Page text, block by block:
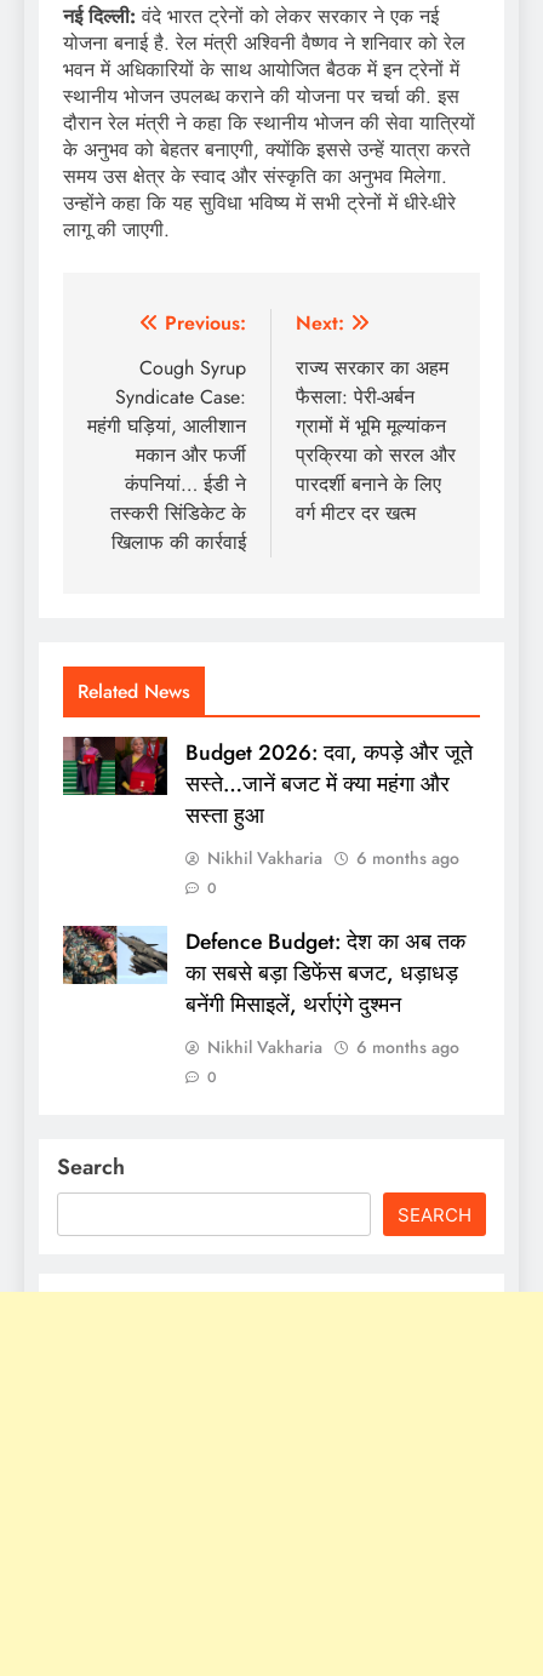
नई दिल्ली:वंदे भारत ट्रेनों को लेकर सरकार ने एक नई
योजना बनाई है. रेल मंत्री अश्विनी वैष्णव ने शनिवार को रेल
भवन में अधिकारियों के साथ आयोजित बैठक में इन ट्रेनों में
स्थानीय भोजन उपलब्ध कराने की योजना पर चर्चा की. इस
दौरान रेल मंत्री ने कहा कि स्थानीय भोजन की सेवा यात्रियों
के अनुभव को बेहतर बनाएगी, क्योंकि इससे उन्हें यात्रा करते
समय उस क्षेत्र के स्वाद और संस्कृति का अनुभव मिलेगा.
उन्होंने कहा कि यह सुविधा भविष्य में सभी ट्रेनों में धीरे-धीरे
लागू की जाएगी.
Post
navigation
Previous:
Cough Syrup
Syndicate Case:
महंगी घड़ियां, आलीशान
मकान और फर्जी
कंपनियां… ईडी ने
तस्करी सिंडिकेट के
खिलाफ की कार्रवाई
Next:
राज्य सरकार का अहम
फैसला: पेरी-अर्बन
ग्रामों में भूमि मूल्यांकन
प्रक्रिया को सरल और
पारदर्शी बनाने के लिए
वर्ग मीटर दर खत्म
Related News
Budget 2026: दवा, कपड़े और जूते
सस्ते…जानें बजट में क्या महंगा और
सस्ता हुआ
Nikhil Vakharia 6 months ago
0
Defence Budget: देश का अब तक
का सबसे बड़ा डिफेंस बजट, धड़ाधड़
बनेंगी मिसाइलें, थर्राएंगे दुश्मन
Nikhil Vakharia 6 months ago
0
Search
SEARCH